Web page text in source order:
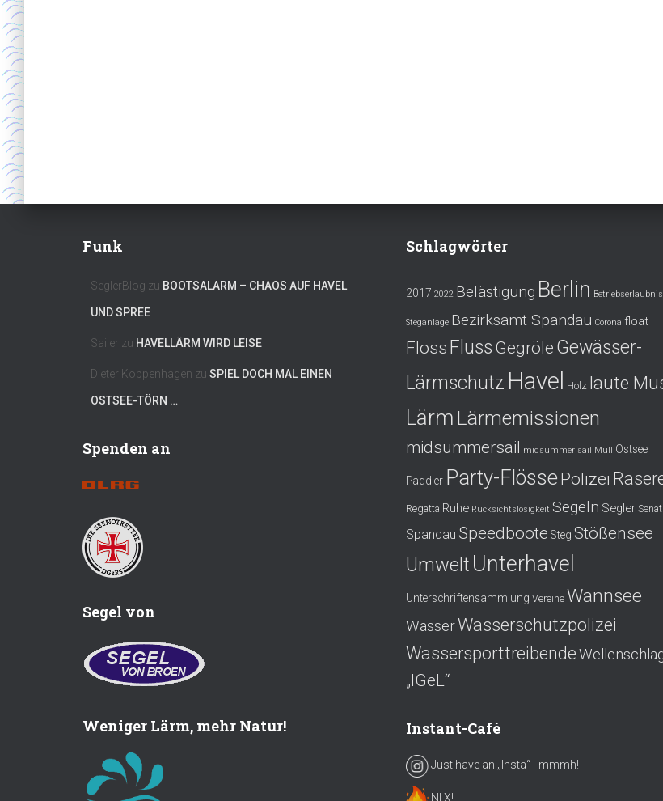
Funk
SeglerBlog zu BOOTSALARM – CHAOS AUF HAVEL
UND SPREE
Sailer zu HAVELLÄRM WIRD LEISE
Dieter Koppenhagen zu SPIEL DOCH MAL EINEN
OSTSEE-TÖRN …
Spenden an
Segel von
Weniger Lärm, mehr Natur!
Schlagwörter
2017 2022 Belästigung Berlin Betriebserlaubnis
Steganlage Bezirksamt Spandau Corona float
Floss Fluss Gegröle Gewässer-
Lärmschutz Havel Holz laute
Lärm Lärmemissionen
midsummersail midsummer sail Müll Ostsee
Paddler Party-FlössePolizei
Regatta Ruhe Rücksichtslosigkeit Segeln Segler Senat
Spandau Speedboote Steg Stößensee
Umwelt Unterhavel
Unterschriftensammlung Vereine Wannsee
WasserWasserschutzpolizei
Wassersporttreibende
„IGeL“
Instant-Café
Just have an „Insta“ - mmmh!